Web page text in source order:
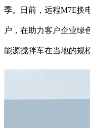
季。日前，远程M7E换
户，在助力客户企业绿
能源搅拌车在当地的规